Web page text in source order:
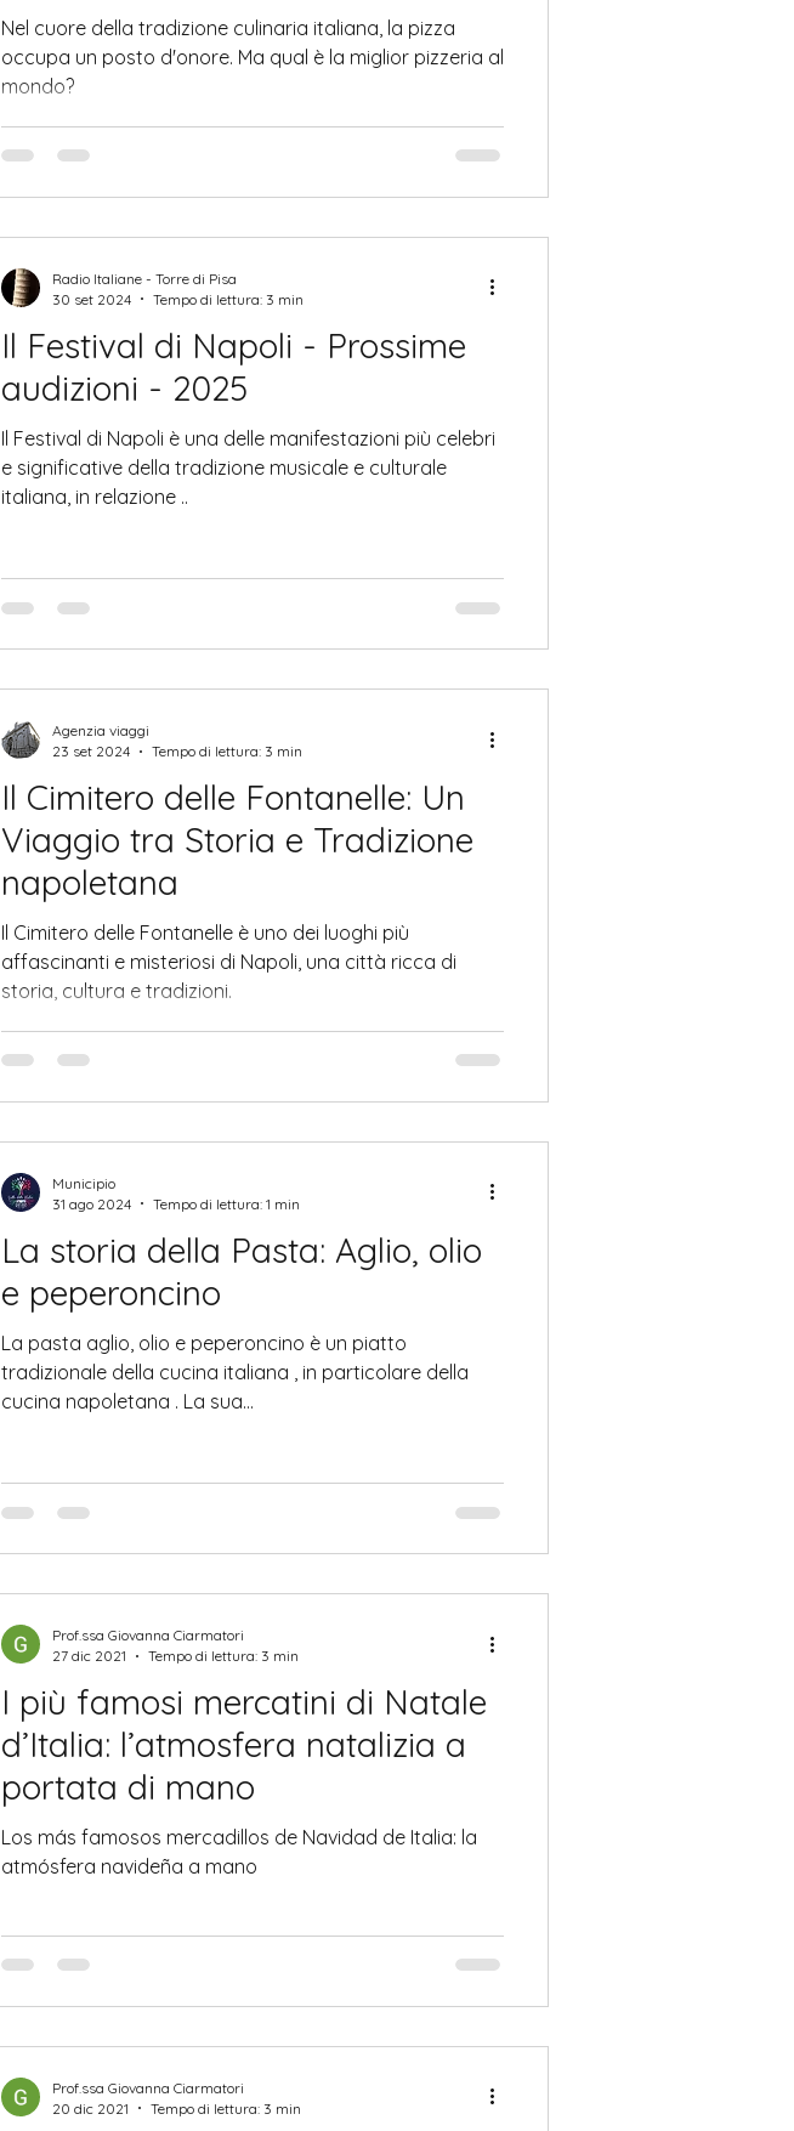
Nel cuore della tradizione culinaria italiana, la pizza
occupa un posto d'onore. Ma qual è la miglior pizzeria al
mondo?
Il Festival di Napoli - Prossime
audizioni - 2025
Il Festival di Napoli è una delle manifestazioni più celebri
e significative della tradizione musicale e culturale
italiana, in relazione ..
Radio Italiane - Torre di Pisa
30 set 2024
Tempo di lettura: 3 min
Il Cimitero delle Fontanelle: Un
Viaggio tra Storia e Tradizione
napoletana
Il Cimitero delle Fontanelle è uno dei luoghi più
affascinanti e misteriosi di Napoli, una città ricca di
storia, cultura e tradizioni.
Agenzia viaggi
23 set 2024
Tempo di lettura: 3 min
La storia della Pasta: Aglio, olio
e peperoncino
La pasta aglio, olio e peperoncino è un piatto
tradizionale della cucina italiana , in particolare della
cucina napoletana . La sua...
Municipio
31 ago 2024
Tempo di lettura: 1 min
I più famosi mercatini di Natale
d’Italia: l’atmosfera natalizia a
portata di mano
Los más famosos mercadillos de Navidad de Italia: la
atmósfera navideña a mano
Prof.ssa Giovanna Ciarmatori
27 dic 2021
Tempo di lettura: 3 min
Prof.ssa Giovanna Ciarmatori
20 dic 2021
Tempo di lettura: 3 min